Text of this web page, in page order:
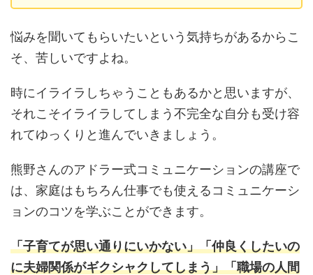
悩みを聞いてもらいたいという気持ちがあるからこ
そ、苦しいですよね。
時にイライラしちゃうこともあるかと思いますが、
それこそイライラしてしまう不完全な自分も受け容
れてゆっくりと進んでいきましょう。
熊野さんのアドラー式コミュニケーションの講座で
は、家庭はもちろん仕事でも使えるコミュニケーシ
ョンのコツを学ぶことができます。
「子育てが思い通りにいかない」「仲良くしたいの
に夫婦関係がギクシャクしてしまう」「職場の人間